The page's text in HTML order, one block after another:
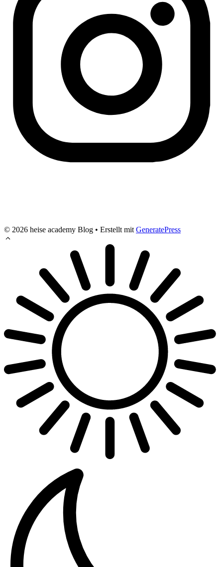
© 2026 heise academy Blog • Erstellt mit GeneratePress